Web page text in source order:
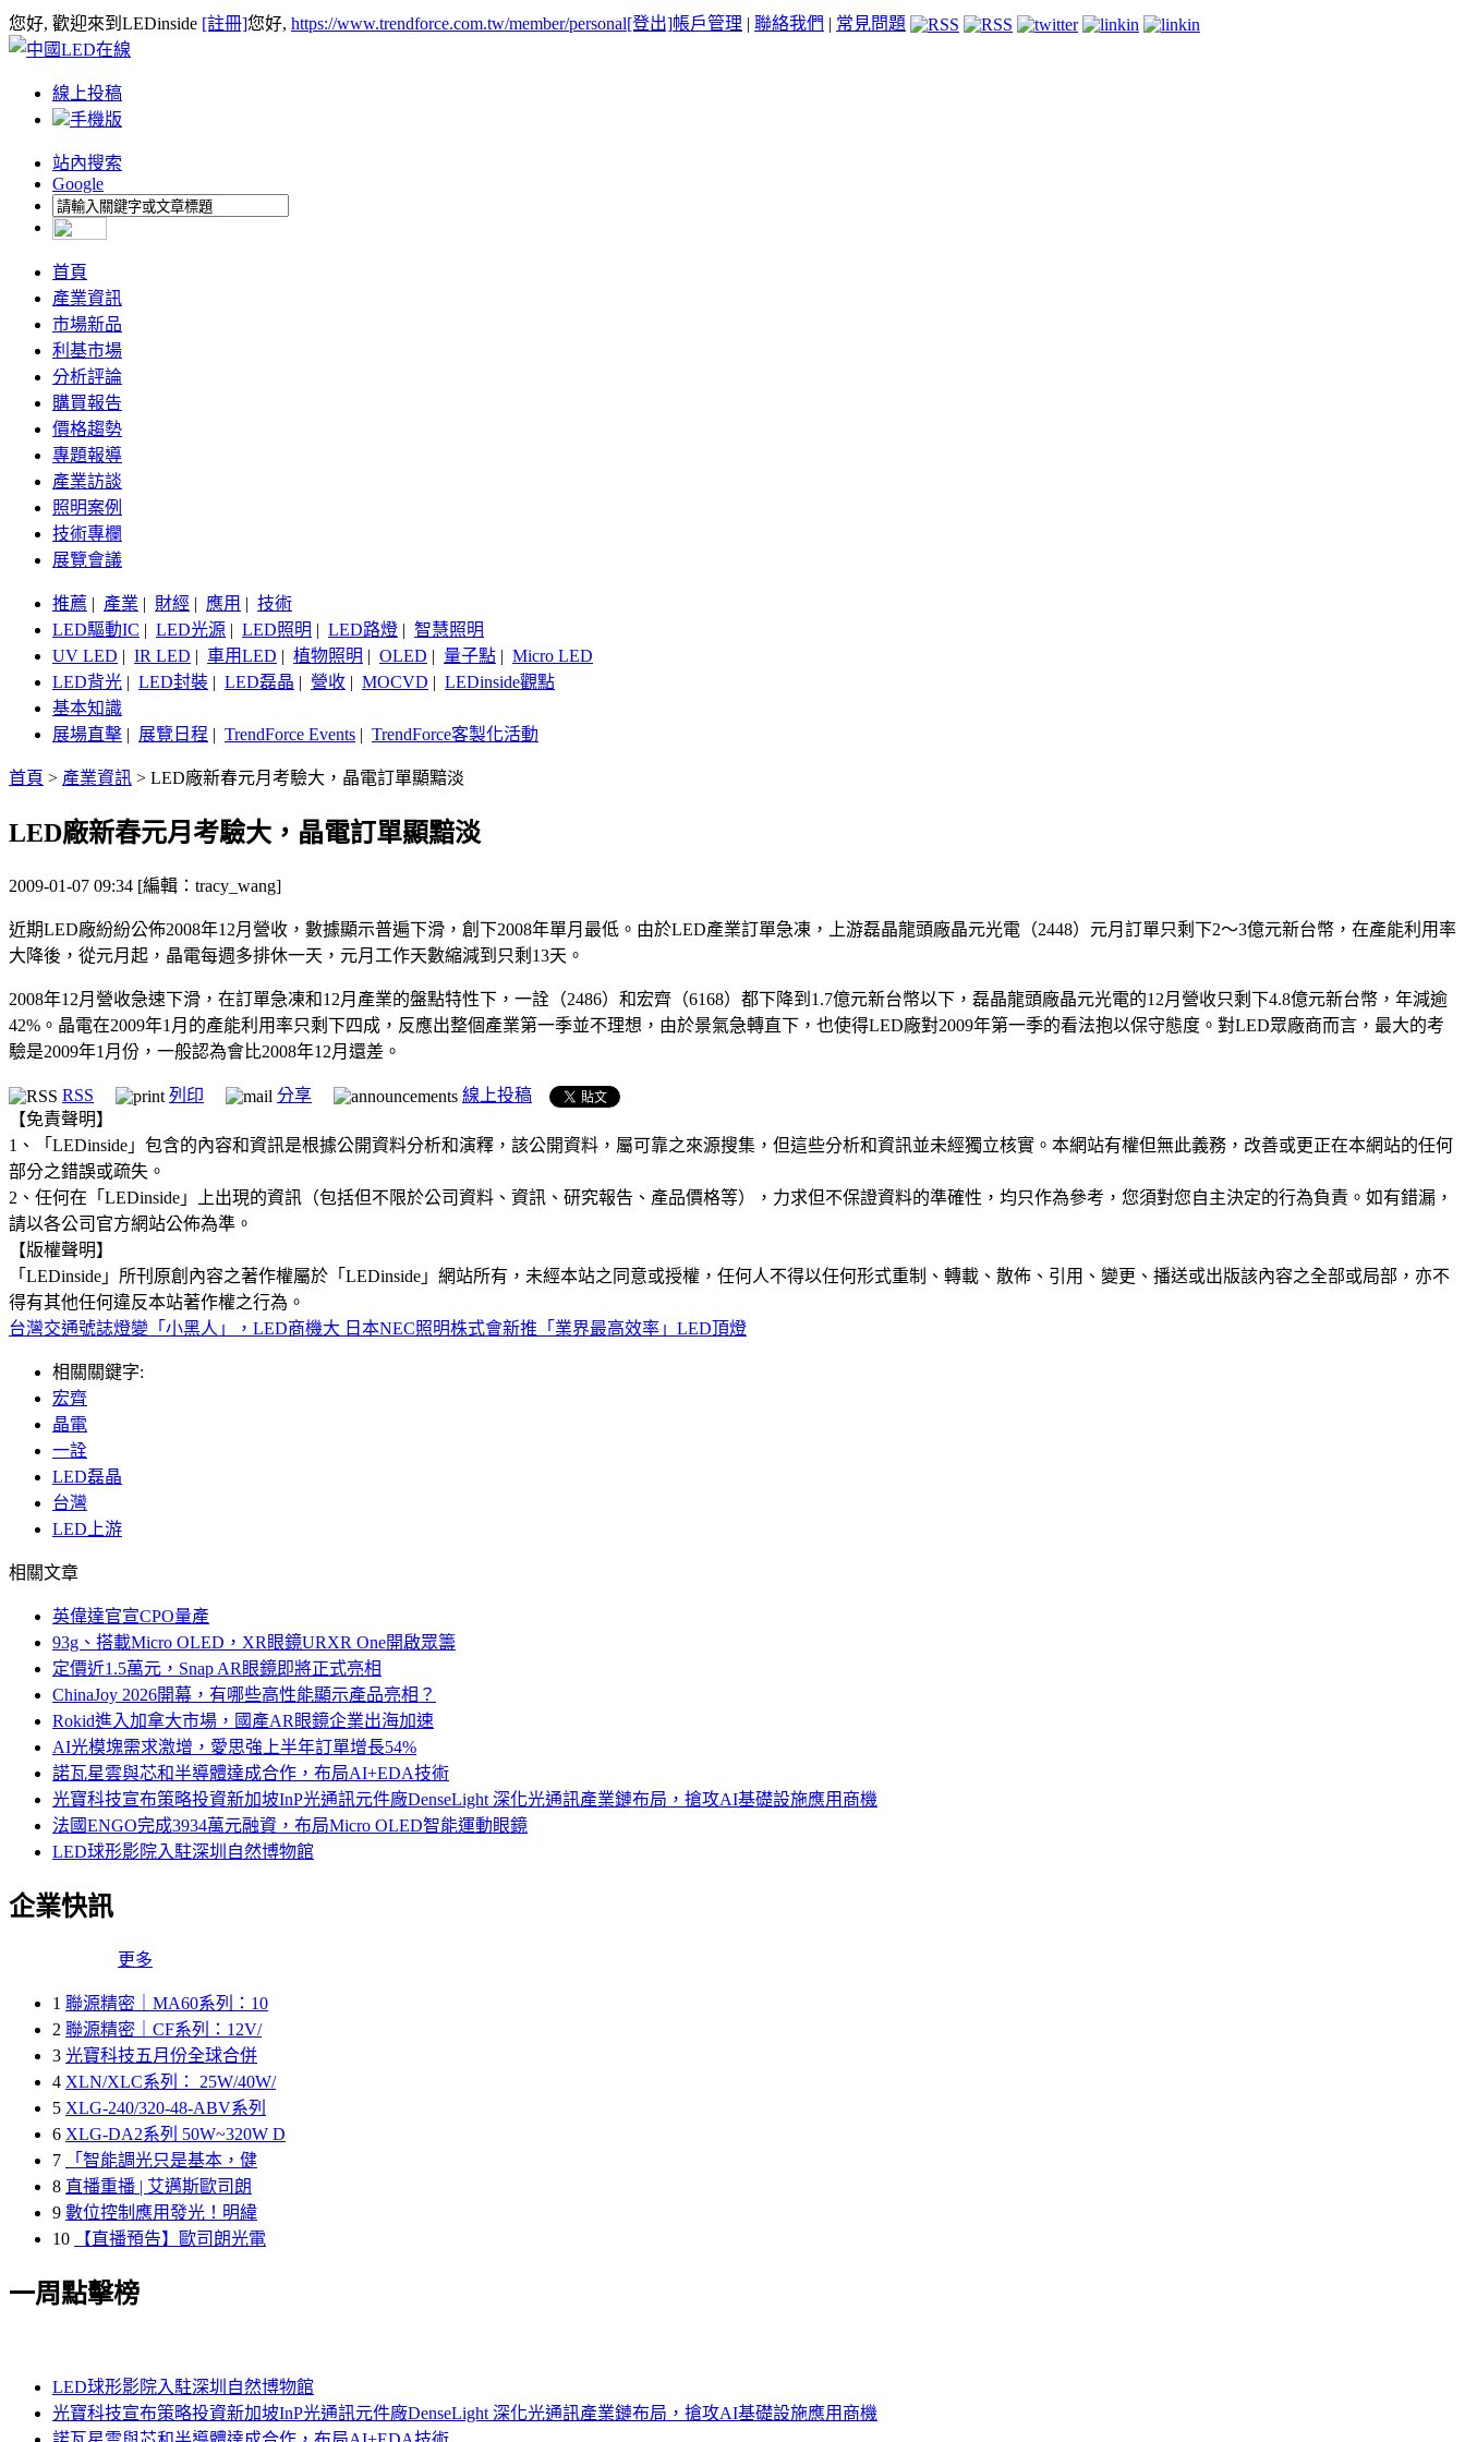
您好, 歡迎來到LEDinside [註冊]您好, https://www.trendforce.com.tw/member/personal[登出]帳戶管理 | 聯絡我們 | 常見問題
線上投稿
手機版
站內搜索
Google
首頁
產業資訊
市場新品
利基市場
分析評論
購買報告
價格趨勢
專題報導
產業訪談
照明案例
技術專欄
展覽會議
推薦 | 產業 | 財經 | 應用 | 技術
LED驅動IC | LED光源 | LED照明 | LED路燈 | 智慧照明
UV LED | IR LED | 車用LED | 植物照明 | OLED | 量子點 | Micro LED
LED背光 | LED封裝 | LED磊晶 | 營收 | MOCVD | LEDinside觀點
基本知識
展場直擊 | 展覽日程 | TrendForce Events | TrendForce客製化活動
首頁 > 產業資訊 > LED廠新春元月考驗大，晶電訂單顯黯淡
LED廠新春元月考驗大，晶電訂單顯黯淡
2009-01-07 09:34 [編輯：tracy_wang]
近期LED廠紛紛公佈2008年12月營收，數據顯示普遍下滑，創下2008年單月最低。由於LED產業訂單急凍，上游磊晶龍頭廠晶元光電（2448）元月訂單只剩下2～3億元新台幣，在產能利用率
大降後，從元月起，晶電每週多排休一天，元月工作天數縮減到只剩13天。
2008年12月營收急速下滑，在訂單急凍和12月產業的盤點特性下，一詮（2486）和宏齊（6168）都下降到1.7億元新台幣以下，磊晶龍頭廠晶元光電的12月營收只剩下4.8億元新台幣，年減逾
42%。晶電在2009年1月的產能利用率只剩下四成，反應出整個產業第一季並不理想，由於景氣急轉直下，也使得LED廠對2009年第一季的看法抱以保守態度。對LED眾廠商而言，最大的考
驗是2009年1月份，一般認為會比2008年12月還差。
RSS 列印 分享
線上投稿
【免責聲明】
1、「LEDinside」包含的內容和資訊是根據公開資料分析和演釋，該公開資料，屬可靠之來源搜集，但這些分析和資訊並未經獨立核實。本網站有權但無此義務，改善或更正在本網站的任何
部分之錯誤或疏失。
2、任何在「LEDinside」上出現的資訊（包括但不限於公司資料、資訊、研究報告、產品價格等），力求但不保證資料的準確性，均只作為參考，您須對您自主決定的行為負責。如有錯漏，
請以各公司官方網站公佈為準。
【版權聲明】
「LEDinside」所刊原創內容之著作權屬於「LEDinside」網站所有，未經本站之同意或授權，任何人不得以任何形式重制、轉載、散佈、引用、變更、播送或出版該內容之全部或局部，亦不
得有其他任何違反本站著作權之行為。
台灣交通號誌燈變「小黑人」，LED商機大 日本NEC照明株式會新推「業界最高效率」LED頂燈
相關關鍵字:
宏齊
晶電
一詮
LED磊晶
台灣
LED上游
相關文章
英偉達官宣CPO量產
93g、搭載Micro OLED，XR眼鏡URXR One開啟眾籌
定價近1.5萬元，Snap AR眼鏡即將正式亮相
ChinaJoy 2026開幕，有哪些高性能顯示產品亮相？
Rokid進入加拿大市場，國產AR眼鏡企業出海加速
AI光模塊需求激增，愛思強上半年訂單增長54%
諾瓦星雲與芯和半導體達成合作，布局AI+EDA技術
光寶科技宣布策略投資新加坡InP光通訊元件廠DenseLight 深化光通訊產業鏈布局，搶攻AI基礎設施應用商機
法國ENGO完成3934萬元融資，布局Micro OLED智能運動眼鏡
LED球形影院入駐深圳自然博物館
企業快訊
更多
1 聯源精密｜MA60系列：10
2 聯源精密｜CF系列：12V/
3 光寶科技五月份全球合併
4 XLN/XLC系列： 25W/40W/
5 XLG-240/320-48-ABV系列
6 XLG-DA2系列 50W~320W D
7
「智能調光只是基本，健
8 直播重播 | 艾邁斯歐司朗
9 數位控制應用發光！明緯
10
【直播預告】歐司朗光電
一周點擊榜
LED球形影院入駐深圳自然博物館
光寶科技宣布策略投資新加坡InP光通訊元件廠DenseLight 深化光通訊產業鏈布局，搶攻AI基礎設施應用商機